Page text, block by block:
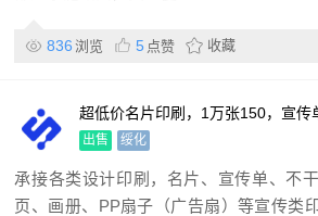
836 浏览 5 点赞 收藏
超低价名片印刷，1万张150，宣传
1000张50。
出售 绥化
承接各类设计印刷，名片、宣传单、不
页、画册、PP扇子（广告扇）等宣传类